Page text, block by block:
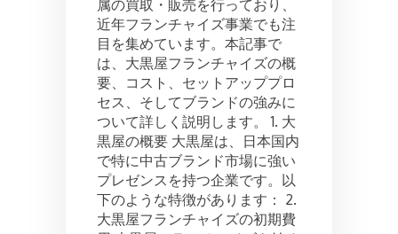
属の買取・販売を行っており、
近年フランチャイズ事業でも注
目を集めています。本記事で
は、大黒屋フランチャイズの概
要、コスト、セットアッププロ
セス、そしてブランドの強みに
ついて詳しく説明します。 1. 大
黒屋の概要 大黒屋は、日本国内
で特に中古ブランド市場に強い
プレゼンスを持つ企業です。以
下のような特徴があります： 2.
大黒屋フランチャイズの初期費